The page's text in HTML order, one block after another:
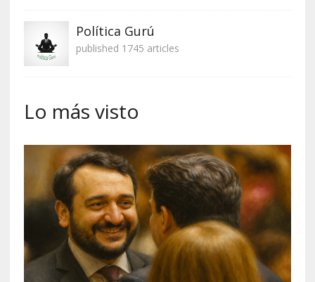
Política Gurú
published 1745 articles
Lo más visto